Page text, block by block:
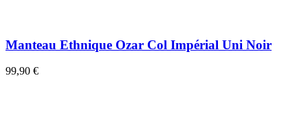
Manteau Ethnique Ozar Col Impérial Uni Noir
99,90 €